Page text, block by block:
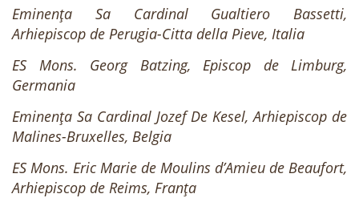
Eminența Sa Cardinal Gualtiero Bassetti,
Arhiepiscop de Perugia-Citta della Pieve, Italia
ES Mons. Georg Batzing, Episcop de Limburg,
Germania
Eminența Sa Cardinal Jozef De Kesel, Arhiepiscop de
Malines-Bruxelles, Belgia
ES Mons. Eric Marie de Moulins d’Amieu de Beaufort,
Arhiepiscop de Reims, Franța